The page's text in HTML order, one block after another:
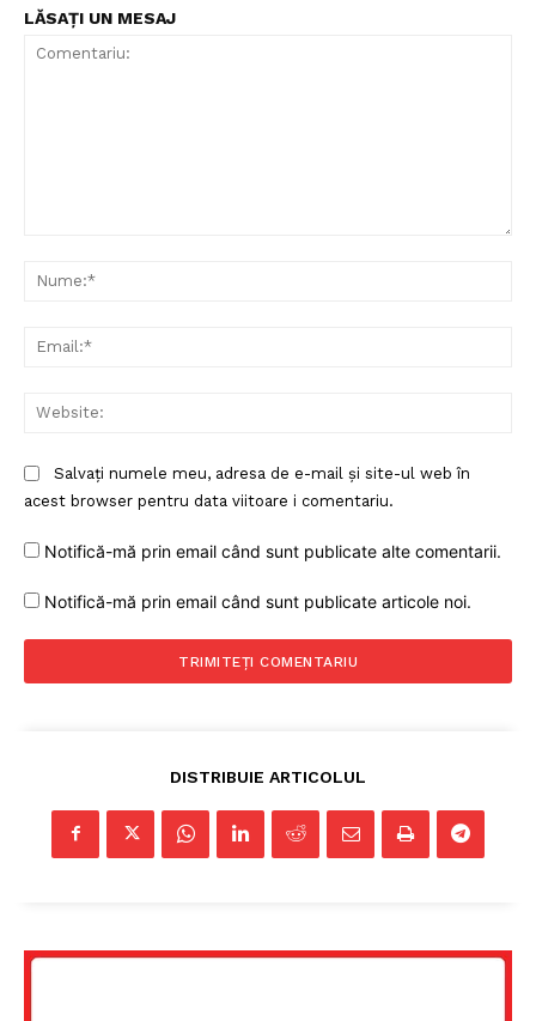
LĂSAȚI UN MESAJ
Salvați numele meu, adresa de e-mail și site-ul web în
acest browser pentru data viitoare i comentariu.
Notifică-mă prin email când sunt publicate alte comentarii.
Notifică-mă prin email când sunt publicate articole noi.
DISTRIBUIE ARTICOLUL